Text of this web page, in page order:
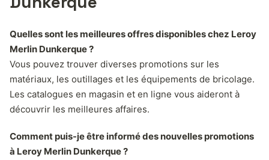
Quelles sont les meilleures offres disponibles chez Leroy
Merlin Dunkerque ?
Vous pouvez trouver diverses promotions sur les
matériaux, les outillages et les équipements de bricolage.
Les catalogues en magasin et en ligne vous aideront à
découvrir les meilleures affaires.
Comment puis-je être informé des nouvelles promotions
à Leroy Merlin Dunkerque ?